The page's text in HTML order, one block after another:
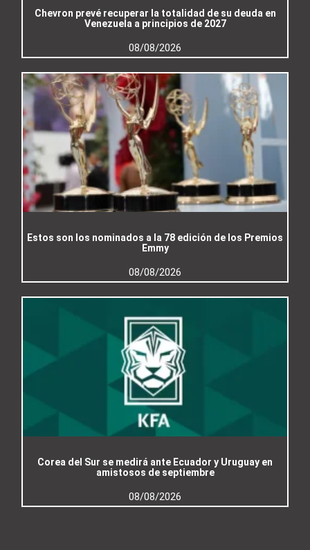
Chevron prevé recuperar la totalidad de su deuda en
Venezuela a principios de 2027
08/08/2026
Estos son los nominados a la 78 edición de los Premios
Emmy
08/08/2026
Corea del Sur se medirá ante Ecuador y Uruguay en
amistosos de septiembre
08/08/2026